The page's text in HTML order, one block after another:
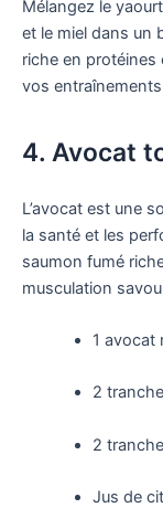
Mélangez le
et le miel dans un
riche en
vos
4. Avocat
L’avocat est une
la santé et les
saumon fumé
musculation
1 avocat
2
2
Jus de